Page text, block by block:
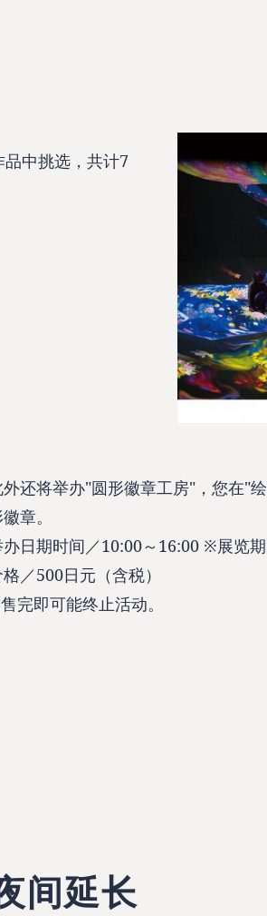
中挑选，共计7
外还将举办"圆形徽章工房"，您在"
章。
日期时间／10:00～16:00 ※展览
／500日元（含税）
完即可能终止活动。
间延长